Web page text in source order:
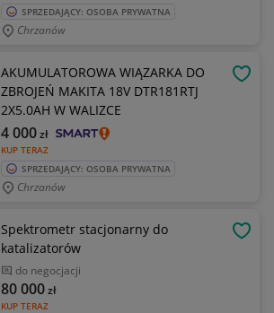
SPRZEDAJĄCY: OSOBA PRYWATNA
Chrzanów
AKUMULATOROWA WIĄZARKA DO
ZBROJEŃ MAKITA 18V DTR181RTJ
2X5.0AH W WALIZCE
KUP TERAZ
4 000zł
SPRZEDAJĄCY: OSOBA PRYWATNA
Chrzanów
Spektrometr stacjonarny do
katalizatorów
do negocjacji
KUP TERAZ
80 000zł